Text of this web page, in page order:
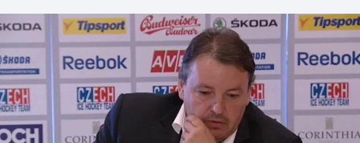
Atletika
Cyklistika
DALŠÍ SPORTY
Americký fotbal
NEPŘEHLÉDNĚTE